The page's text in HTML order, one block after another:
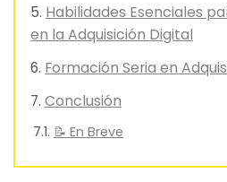
Habilidades Esenciales
en la Adquisición Digital
Formación Seria en
Conclusión
📝 En Breve